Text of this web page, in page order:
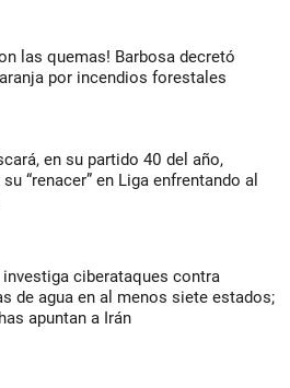
las quemas! Barbosa decretó
por incendios forestales
en su partido 40 del año,
“renacer” en Liga enfrentando al
investiga ciberataques contra
de agua en al menos siete estados;
apuntan a Irán